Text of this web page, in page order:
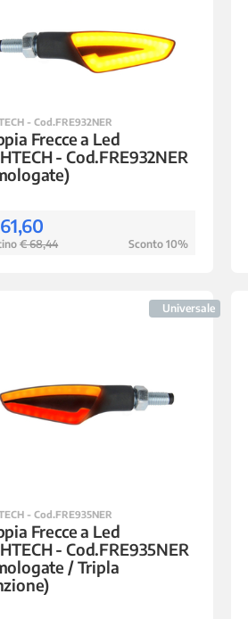
- Cod.FRE932NER
Frecce a Led
- Cod.FRE932NER
€ 68,44 Sconto 10%
Universale
- Cod.FRE935NER
Frecce a Led
- Cod.FRE935NER
/ Tripla